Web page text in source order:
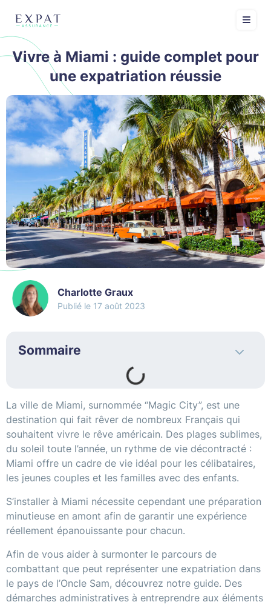
Vivre à Miami : guide complet pour
une expatriation réussie
Charlotte Graux
17 août 2023
Sommaire
La ville de Miami, surnommée “Magic City”, est une
destination qui fait rêver de nombreux Français qui
souhaitent vivre le rêve américain. Des plages sublimes,
du soleil toute l’année, un rythme de vie décontracté :
Miami offre un cadre de vie idéal pour les célibataires,
les jeunes couples et les familles avec des enfants.
S’installer à Miami nécessite cependant une préparation
minutieuse en amont afin de garantir une expérience
réellement épanouissante pour chacun.
Afin de vous aider à surmonter le parcours de
combattant que peut représenter une expatriation dans
le pays de l’Oncle Sam, découvrez notre guide. Des
démarches administratives à entreprendre aux éléments